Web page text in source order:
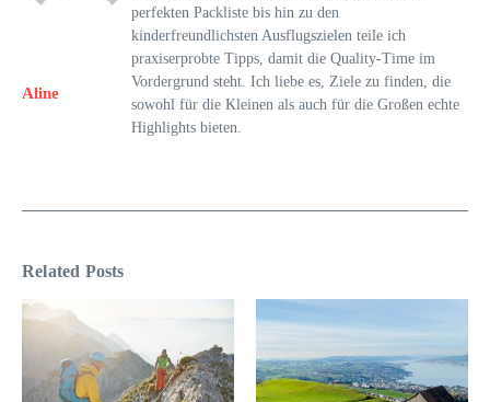
Aline
perfekten Packliste bis hin zu den
kinderfreundlichsten Ausflugszielen teile ich
praxiserprobte Tipps, damit die Quality-Time im
Vordergrund steht. Ich liebe es, Ziele zu finden, die
sowohl für die Kleinen als auch für die Großen echte
Highlights bieten.
Related Posts